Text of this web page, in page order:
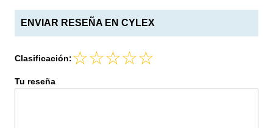
ENVIAR RESEÑA EN CYLEX
Clasificación:
Tu reseña